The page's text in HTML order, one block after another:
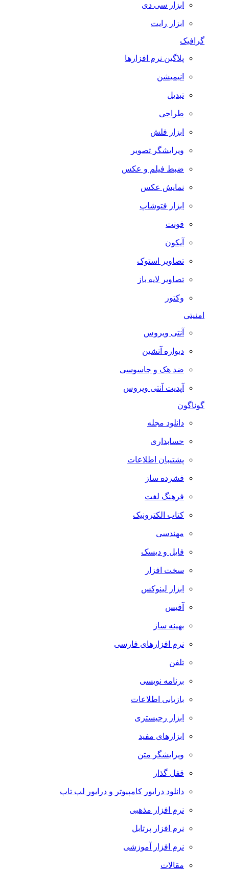
ابزار سی دی
ابزار رایت
گرافیک
پلاگین نرم افزارها
انیمیشن
تبدیل
طراحی
ابزار فلش
ویرایشگر تصویر
ضبط فيلم و عكس
نمایش عکس
ابزار فتوشاپ
فونت
آیکون
تصاویر استوک
تصاویر لایه باز
وکتور
امنیتی
آنتی ویروس
دیواره آتشین
ضد هک و جاسوسی
آپدیت آنتی ویروس
گوناگون
دانلود مجله
حسابداری
پشتیبان اطلاعات
فشرده ساز
فرهنگ لغت
کتاب الکترونیک
مهندسی
فایل و دیسک
سخت افزار
ابزار لینوکس
آفیس
بهینه ساز
نرم افزارهای فارسی
تلفن
برنامه نویسی
بازیابی اطلاعات
ابزار رجیستری
ابزارهای مفید
ویرایشگر متن
قفل گذار
دانلود درایور کامپیوتر و درایور لپ تاپ
نرم افزار مذهبی
نرم افزار پرتابل
نرم افزار آموزشی
مقالات